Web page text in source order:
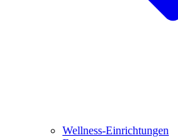
Wellness-Einrichtungen